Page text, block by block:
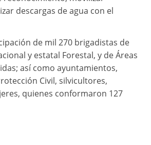
descargas de agua con el
de mil 270 brigadistas de
y estatal Forestal, y de Áreas
así como ayuntamientos,
Civil, silvicultores,
quienes conformaron 127